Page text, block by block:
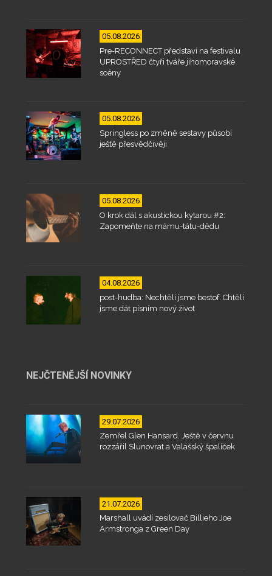
05.08.2026
Pre-RECONNECT představí na festivalu
UPROSTŘED čtyři tváře jihomoravské
scény
05.08.2026
Springless po změně sestavy působí
ještě přesvědčivěji
05.08.2026
O krok dál s akustickou kytarou #2:
Zapomeňte na mámu-tátu-dědu
04.08.2026
post-hudba: Nechtěli jsme bestof. Chtěli
jsme dát písním nový život
NEJČTENĚJŠÍ NOVINKY
29.07.2026
Zemřel Glen Hansard. Ještě v červnu
rozzářil Slunovrat a Valašský špalíček
21.07.2026
Marshall uvádí zesilovač Billieho Joe
Armstronga z Green Day